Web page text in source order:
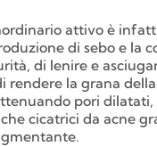
attivo è
di sebo e la
di lenire e
rendere la grana
pori dilatati,
cicatrici da acne